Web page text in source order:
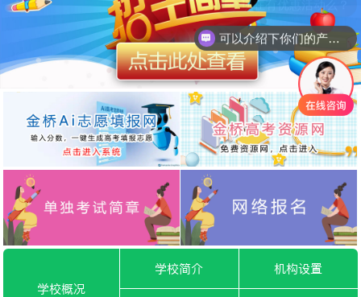
学校概况
学校简介 机构设置
可以介绍下你们的产品么？